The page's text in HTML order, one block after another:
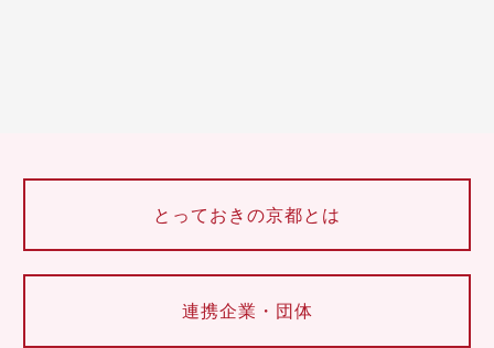
とっておきの京都とは
連携企業・団体